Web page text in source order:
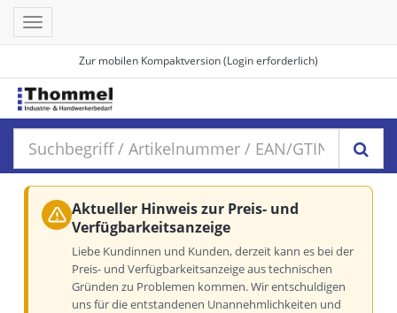
Zur mobilen Kompaktversion (Login erforderlich)
Toggle
navigation
Aktueller Hinweis zur Preis- und
Verfügbarkeitsanzeige
Liebe Kundinnen und Kunden, derzeit kann es bei der
Preis- und Verfügbarkeitsanzeige aus technischen
Gründen zu Problemen kommen. Wir entschuldigen
uns für die entstandenen Unannehmlichkeiten und